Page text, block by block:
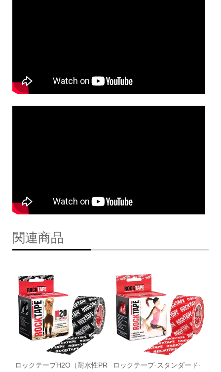
関連商品
ロックテープH2O（耐水性PR
ロックテープ-スタンダード-